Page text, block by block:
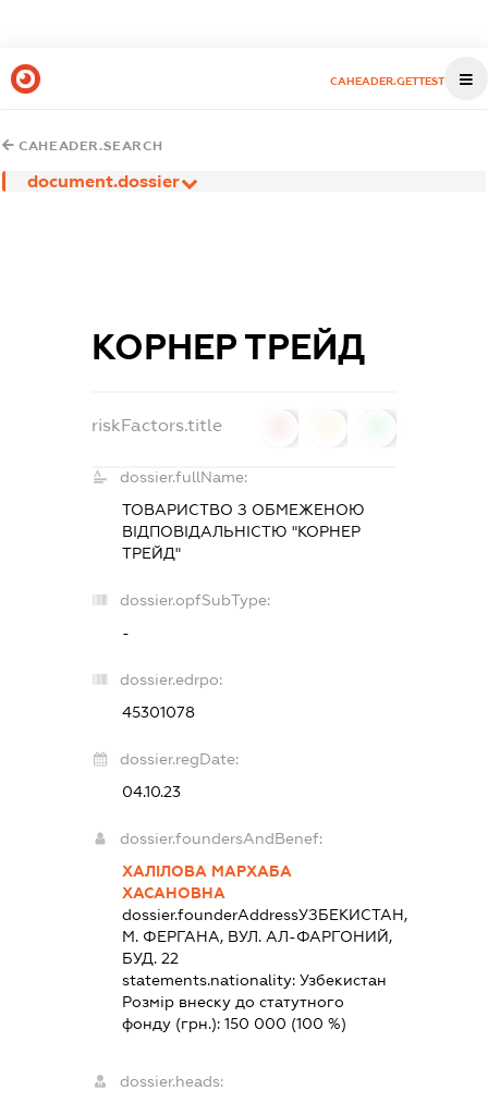
CAHEADER.GETTEST
CAHEADER.SEARCH
document.dossier
КОРНЕР ТРЕЙД
riskFactors.title
dossier.fullName:
ТОВАРИСТВО З ОБМЕЖЕНОЮ
ВІДПОВІДАЛЬНІСТЮ "КОРНЕР
ТРЕЙД"
dossier.opfSubType:
-
dossier.edrpo:
45301078
dossier.regDate:
04.10.23
dossier.foundersAndBenef:
ХАЛІЛОВА МАРХАБА
ХАСАНОВНА
dossier.founderAddressУЗБЕКИСТАН,
М. ФЕРГАНА, ВУЛ. АЛ-ФАРГОНИЙ,
БУД. 22
statements.nationality: Узбекистан
Розмір внеску до статутного
фонду (грн.): 150 000 (100 %)
dossier.heads: